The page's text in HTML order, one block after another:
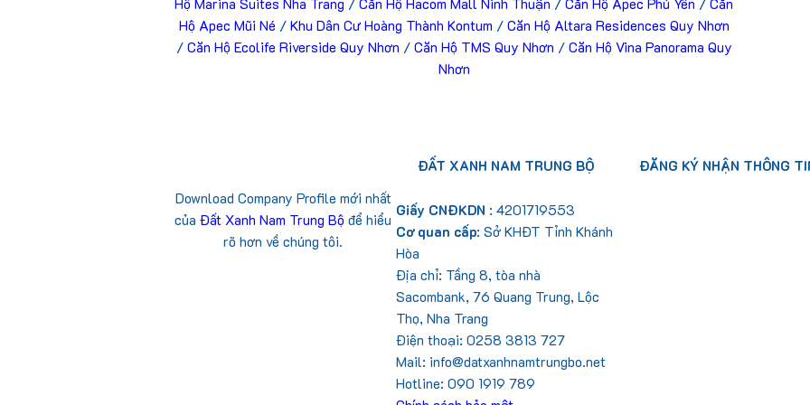
Hộ Apec Mũi Né / Khu Dân Cư Hoàng Thành Kontum / Căn Hộ Altara Residences Quy Nhơn
/ Căn Hộ Ecolife Riverside Quy Nhơn / Căn Hộ TMS Quy Nhơn / Căn Hộ Vina Panorama Quy
Nhơn
Download Company Profile mới nhất
củaĐất Xanh Nam Trung Bộ để hiểu
rõ hơn về chúng tôi.
ĐẤT XANH NAM TRUNG BỘ
Giấy CNĐKDN : 4201719553
Cơ quan cấp: Sở KHĐT Tỉnh Khánh
Hòa
Địa chỉ: Tầng 8, tòa nhà
Sacombank, 76 Quang Trung, Lộc
Thọ, Nha Trang
Điện thoại: 0258 3813 727
Mail: info@datxanhnamtrungbo.net
Hotline: 090 1919 789
ĐĂNG KÝ NHẬN THÔNG